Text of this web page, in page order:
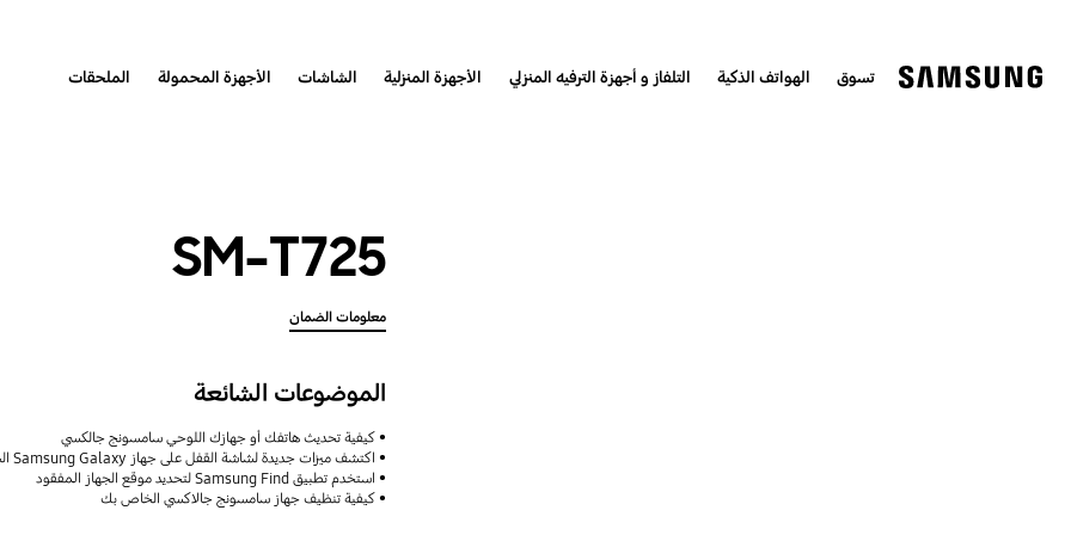
تسوق الهواتف الذكية التلفاز و أجهزة الترفيه المنزلي الأجهزة المنزلية الشاشات الأجهزة المحمولة الملحقات
SM-T725
معلومات الضمان
الموضوعات الشائعة
كيفية تحديث هاتفك أو جهازك اللوحي سامسونج جالكسي
اكتشف ميزات جديدة لشاشة القفل على جهاز Samsung Galaxy الخاص بك
استخدم تطبيق Samsung Find لتحديد موقع الجهاز المفقود
كيفية تنظيف جهاز سامسونج جالاكسي الخاص بك